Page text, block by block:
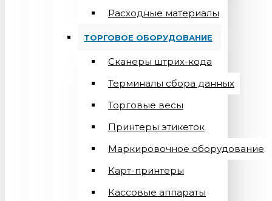
Расходные материалы
ТОРГОВОЕ ОБОРУДОВАНИЕ
Сканеры штрих-кода
Терминалы сбора данных
Торговые весы
Принтеры этикеток
Маркировочное оборудование
Карт-принтеры
Кассовые аппараты